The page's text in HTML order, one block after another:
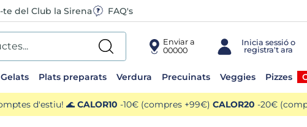
te del Club la Sirena FAQ's
Enviar a
00000
Gelats Plats preparats Verdura Precuinats Veggies Pizzes
d'estiu! 🌊 CALOR10 -10€ (compres +99€) CALOR20 -20€